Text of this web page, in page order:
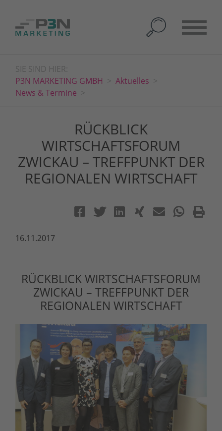
SIE SIND HIER:
P3N MARKETING GMBH
Aktuelles
News & Termine
RÜCKBLICK
WIRTSCHAFTSFORUM
ZWICKAU – TREFFPUNKT DER
REGIONALEN WIRTSCHAFT
16.11.2017
RÜCKBLICK WIRTSCHAFTSFORUM
ZWICKAU – TREFFPUNKT DER
REGIONALEN WIRTSCHAFT